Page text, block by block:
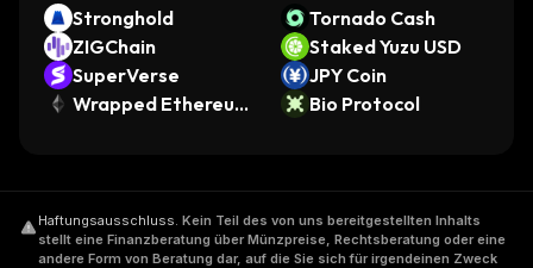
Stronghold
Tornado Cash
ZIGChain
Staked Yuzu USD
SuperVerse
JPY Coin
Wrapped Ethereum
Bio Protocol
Haftungsausschluss. Kein Teil des von uns bereitgestellten Inhalts
stellt eine Finanzberatung über Münzpreise, Rechtsberatung oder eine
andere Form von Beratung dar, auf die Sie sich für irgendeinen Zweck